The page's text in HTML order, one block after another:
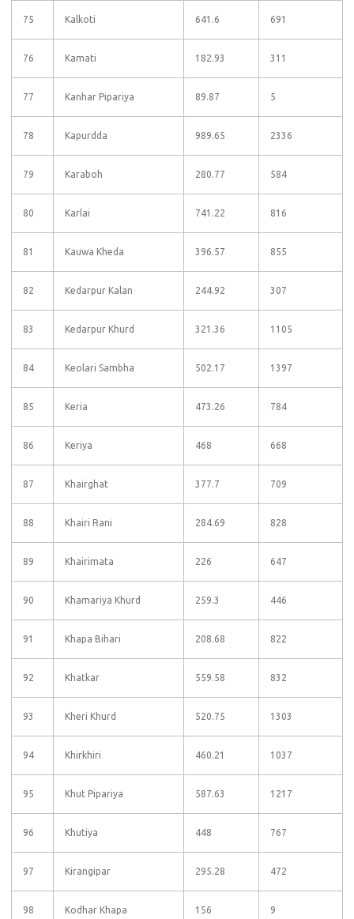
75 Kalkoti 641.6 691
76 Kamati 182.93 311
77 Kanhar Pipariya 89.87 5
78 Kapurdda 989.65 2336
79 Karaboh 280.77 584
80 Karlai 741.22 816
81 Kauwa Kheda 396.57 855
82 Kedarpur Kalan 244.92 307
83 Kedarpur Khurd 321.36 1105
84 Keolari Sambha 502.17 1397
85 Keria 473.26 784
86 Keriya 468 668
87 Khairghat 377.7 709
88 Khairi Rani 284.69 828
89 Khairimata 226 647
90 Khamariya Khurd 259.3 446
91 Khapa Bihari 208.68 822
92 Khatkar 559.58 832
93 Kheri Khurd 520.75 1303
94 Khirkhiri 460.21 1037
95 Khut Pipariya 587.63 1217
96 Khutiya 448 767
97 Kirangipar 295.28 472
98 Kodhar Khapa 156 9